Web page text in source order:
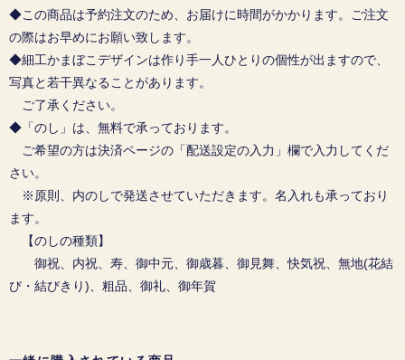
◆この商品は予約注文のため、お届けに時間がかかります。ご注文
の際はお早めにお願い致します。
◆細工かまぼこデザインは作り手一人ひとりの個性が出ますので、
写真と若干異なることがあります。
ご了承ください。
◆「のし」は、無料で承っております。
ご希望の方は決済ページの「配送設定の入力」欄で入力してくだ
さい。
※原則、内のしで発送させていただきます。名入れも承っており
ます。
【のしの種類】
御祝、内祝、寿、御中元、御歳暮、御見舞、快気祝、無地(花結
び・結びきり)、粗品、御礼、御年賀